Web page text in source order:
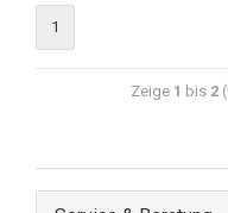
1
Zeige 1 bis 2